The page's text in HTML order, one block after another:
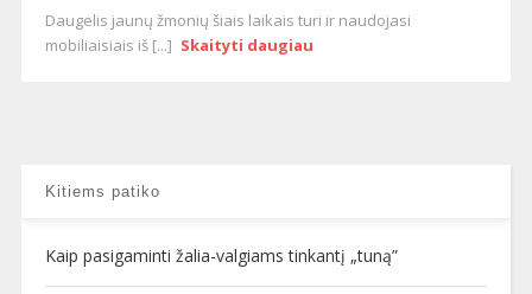
Daugelis jaunų žmonių šiais laikais turi ir naudojasi
mobiliaisiais iš [...] Skaityti daugiau
Kitiems patiko
Kaip pasigaminti žalia-valgiams tinkantį „tuną”